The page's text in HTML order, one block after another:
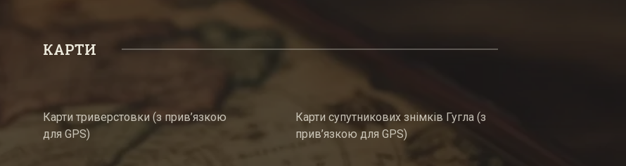
КАРТИ
Карти триверстовки (з прив’язкою
для GPS)
Карти супутникових знімків Гугла (з
прив’язкою для GPS)